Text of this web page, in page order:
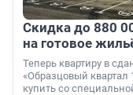
Скидка до 880
на готовое
Теперь квартиру в
«Образцовый квартал
купить со